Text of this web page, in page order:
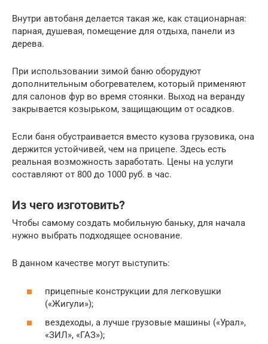
Внутри автобаня делается такая же, как стационарная:
парная, душевая, помещение для отдыха, панели из
дерева.
При использовании зимой баню оборудуют
дополнительным обогревателем, который применяют
для салонов фур во время стоянки. Выход на веранду
закрывается козырьком, защищающим от осадков.
Если баня обустраивается вместо кузова грузовика, она
держится устойчивей, чем на прицепе. Здесь есть
реальная возможность заработать. Цены на услуги
составляют от 800 до 1000 руб. в час.
Из чего изготовить?
Чтобы самому создать мобильную баньку, для начала
нужно выбрать подходящее основание.
В данном качестве могут выступить:
прицепные конструкции для легковушки
(«Жигули»);
вездеходы, а лучше грузовые машины («Урал»,
«ЗИЛ», «ГАЗ»);